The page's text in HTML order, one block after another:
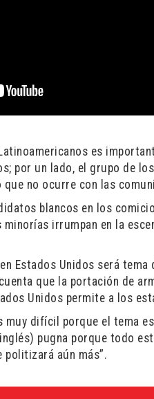
es
por un lado, el grupo de los
que no ocurre con las
blancos en los
irrumpan en la
Estados Unidos será
que la portación de
Unidos permite a los
muy difícil porque el tema
pugna porque todo
politizará aún más”.